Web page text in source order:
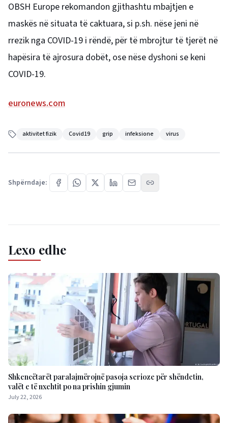
OBSH Europe rekomandon gjithashtu mbajtjen e
maskës në situata të caktuara, si p.sh. nëse jeni në
rrezik nga COVID-19 i rëndë, për të mbrojtur të tjerët në
hapësira të ajrosura dobët, ose nëse dyshoni se keni
COVID-19.
euronews.com
aktivitet fizik Covid19 grip infeksione virus
Shpërndaje:
Lexo edhe
Shkencëtarët paralajmërojnë pasoja serioze për shëndetin,
valët e të nxehtit po na prishin gjumin
July 22, 2026